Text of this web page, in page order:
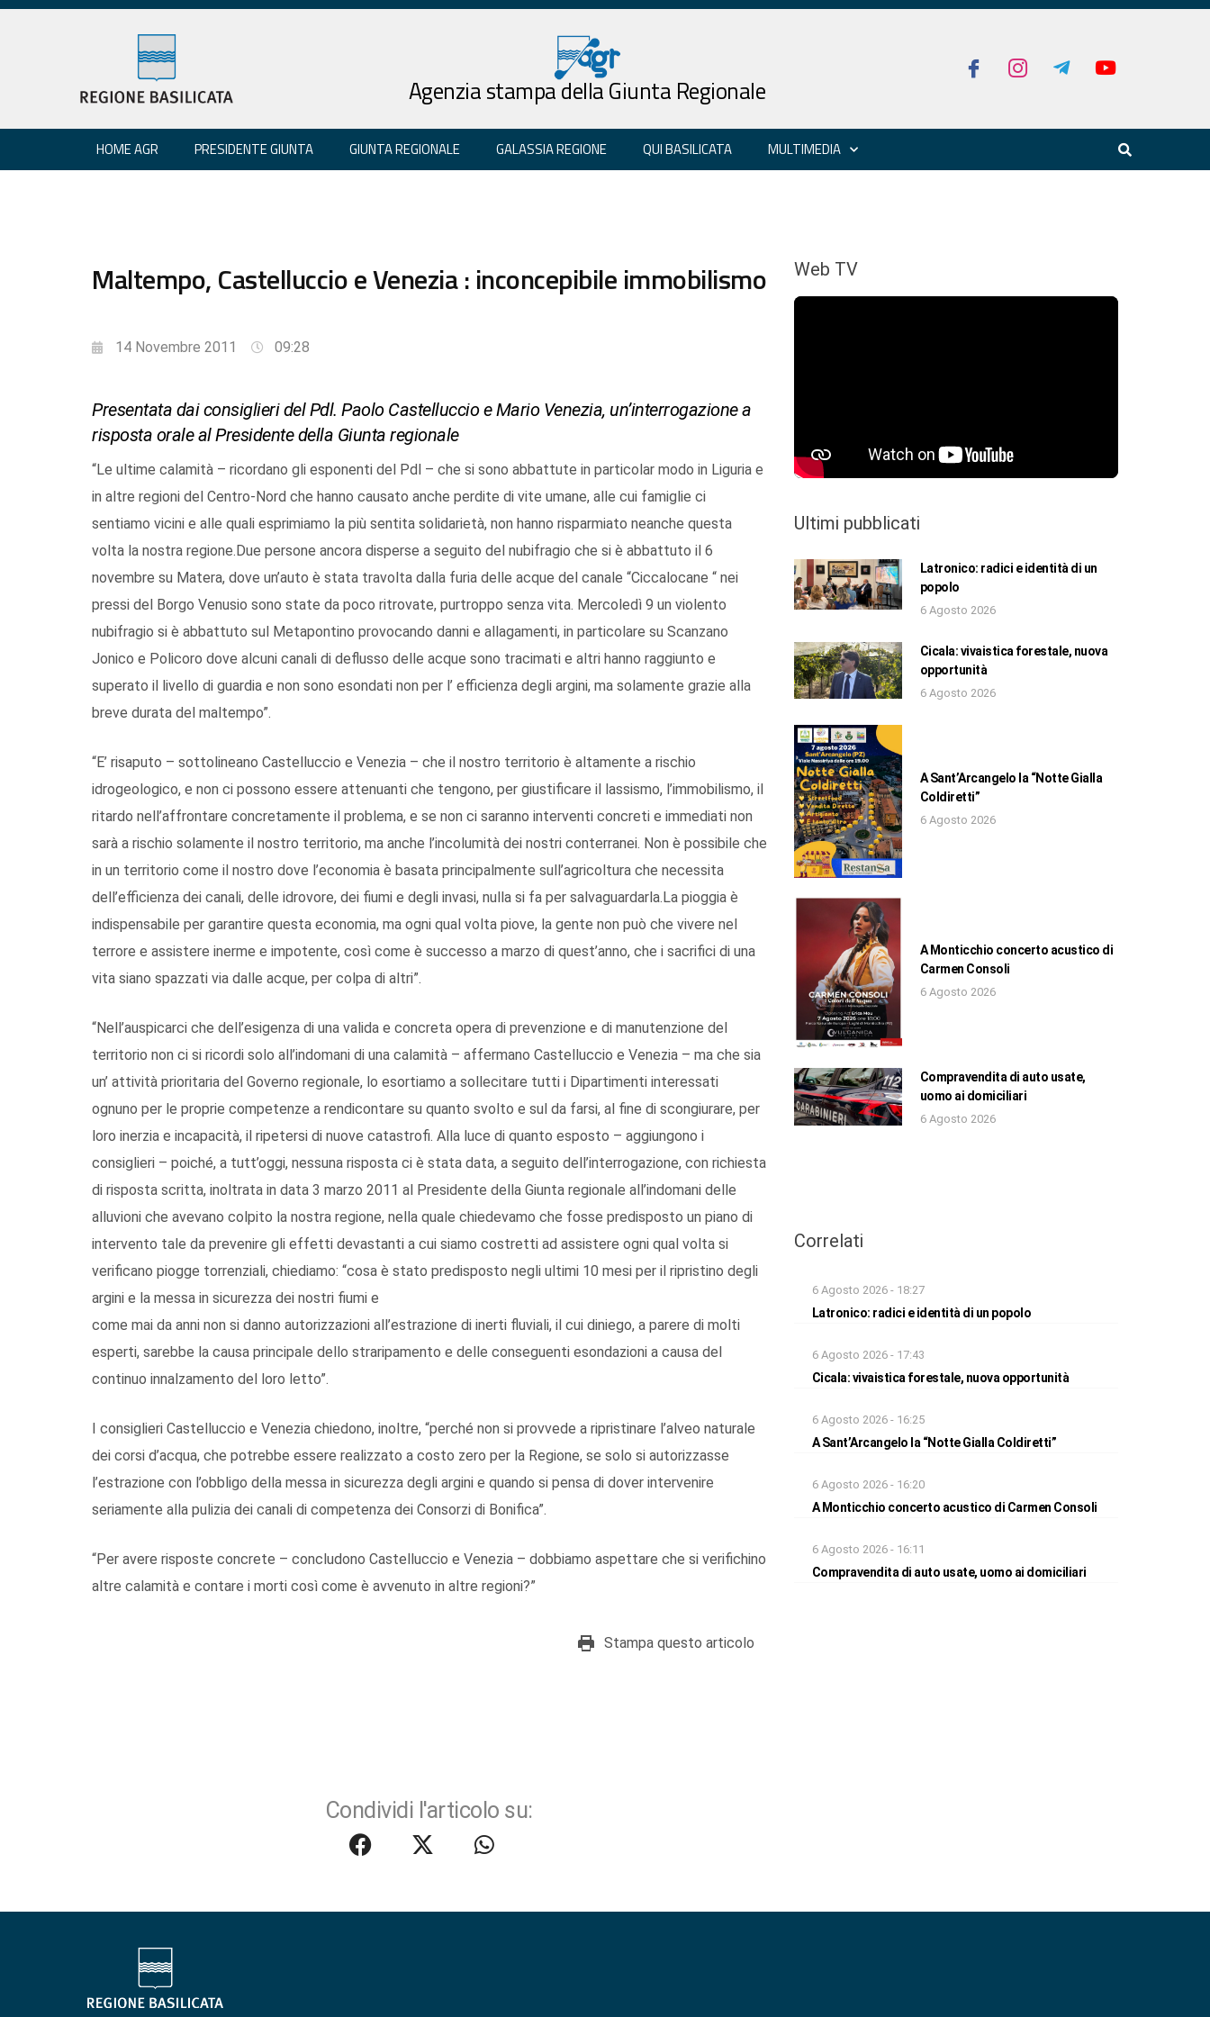
Agenzia stampa della Giunta Regionale
HOME AGR PRESIDENTE GIUNTA GIUNTA REGIONALE GALASSIA REGIONE QUI BASILICATA MULTIMEDIA
Maltempo, Castelluccio e Venezia : inconcepibile immobilismo
14 Novembre 2011 09:28
Presentata dai consiglieri del Pdl. Paolo Castelluccio e Mario Venezia, un’interrogazione a
risposta orale al Presidente della Giunta regionale
“Le ultime calamità – ricordano gli esponenti del Pdl – che si sono abbattute in particolar modo in Liguria e
in altre regioni del Centro-Nord che hanno causato anche perdite di vite umane, alle cui famiglie ci
sentiamo vicini e alle quali esprimiamo la più sentita solidarietà, non hanno risparmiato neanche questa
volta la nostra regione.Due persone ancora disperse a seguito del nubifragio che si è abbattuto il 6
novembre su Matera, dove un’auto è stata travolta dalla furia delle acque del canale “Ciccalocane “ nei
pressi del Borgo Venusio sono state da poco ritrovate, purtroppo senza vita. Mercoledì 9 un violento
nubifragio si è abbattuto sul Metapontino provocando danni e allagamenti, in particolare su Scanzano
Jonico e Policoro dove alcuni canali di deflusso delle acque sono tracimati e altri hanno raggiunto e
superato il livello di guardia e non sono esondati non per l’ efficienza degli argini, ma solamente grazie alla
breve durata del maltempo”.
“E’ risaputo – sottolineano Castelluccio e Venezia – che il nostro territorio è altamente a rischio
idrogeologico, e non ci possono essere attenuanti che tengono, per giustificare il lassismo, l’immobilismo, il
ritardo nell’affrontare concretamente il problema, e se non ci saranno interventi concreti e immediati non
sarà a rischio solamente il nostro territorio, ma anche l’incolumità dei nostri conterranei. Non è possibile che
in un territorio come il nostro dove l’economia è basata principalmente sull’agricoltura che necessita
dell’efficienza dei canali, delle idrovore, dei fiumi e degli invasi, nulla si fa per salvaguardarla.La pioggia è
indispensabile per garantire questa economia, ma ogni qual volta piove, la gente non può che vivere nel
terrore e assistere inerme e impotente, così come è successo a marzo di quest’anno, che i sacrifici di una
vita siano spazzati via dalle acque, per colpa di altri”.
“Nell’auspicarci che dell’esigenza di una valida e concreta opera di prevenzione e di manutenzione del
territorio non ci si ricordi solo all’indomani di una calamità – affermano Castelluccio e Venezia – ma che sia
un’ attività prioritaria del Governo regionale, lo esortiamo a sollecitare tutti i Dipartimenti interessati
ognuno per le proprie competenze a rendicontare su quanto svolto e sul da farsi, al fine di scongiurare, per
loro inerzia e incapacità, il ripetersi di nuove catastrofi. Alla luce di quanto esposto – aggiungono i
consiglieri – poiché, a tutt’oggi, nessuna risposta ci è stata data, a seguito dell’interrogazione, con richiesta
di risposta scritta, inoltrata in data 3 marzo 2011 al Presidente della Giunta regionale all’indomani delle
alluvioni che avevano colpito la nostra regione, nella quale chiedevamo che fosse predisposto un piano di
intervento tale da prevenire gli effetti devastanti a cui siamo costretti ad assistere ogni qual volta si
verificano piogge torrenziali, chiediamo: “cosa è stato predisposto negli ultimi 10 mesi per il ripristino degli
argini e la messa in sicurezza dei nostri fiumi e
come mai da anni non si danno autorizzazioni all’estrazione di inerti fluviali, il cui diniego, a parere di molti
esperti, sarebbe la causa principale dello straripamento e delle conseguenti esondazioni a causa del
continuo innalzamento del loro letto”.
I consiglieri Castelluccio e Venezia chiedono, inoltre, “perché non si provvede a ripristinare l’alveo naturale
dei corsi d’acqua, che potrebbe essere realizzato a costo zero per la Regione, se solo si autorizzasse
l’estrazione con l’obbligo della messa in sicurezza degli argini e quando si pensa di dover intervenire
seriamente alla pulizia dei canali di competenza dei Consorzi di Bonifica”.
“Per avere risposte concrete – concludono Castelluccio e Venezia – dobbiamo aspettare che si verifichino
altre calamità e contare i morti così come è avvenuto in altre regioni?”
Stampa questo articolo
Condividi l'articolo su:
Web TV
Ultimi pubblicati
Latronico: radici e identità di un
popolo
6 Agosto 2026
Cicala: vivaistica forestale, nuova
opportunità
6 Agosto 2026
A Sant’Arcangelo la “Notte Gialla
Coldiretti”
6 Agosto 2026
A Monticchio concerto acustico di
Carmen Consoli
6 Agosto 2026
Compravendita di auto usate,
uomo ai domiciliari
6 Agosto 2026
Correlati
6 Agosto 2026 - 18:27
Latronico: radici e identità di un popolo
6 Agosto 2026 - 17:43
Cicala: vivaistica forestale, nuova opportunità
6 Agosto 2026 - 16:25
A Sant’Arcangelo la “Notte Gialla Coldiretti”
6 Agosto 2026 - 16:20
A Monticchio concerto acustico di Carmen Consoli
6 Agosto 2026 - 16:11
Compravendita di auto usate, uomo ai domiciliari